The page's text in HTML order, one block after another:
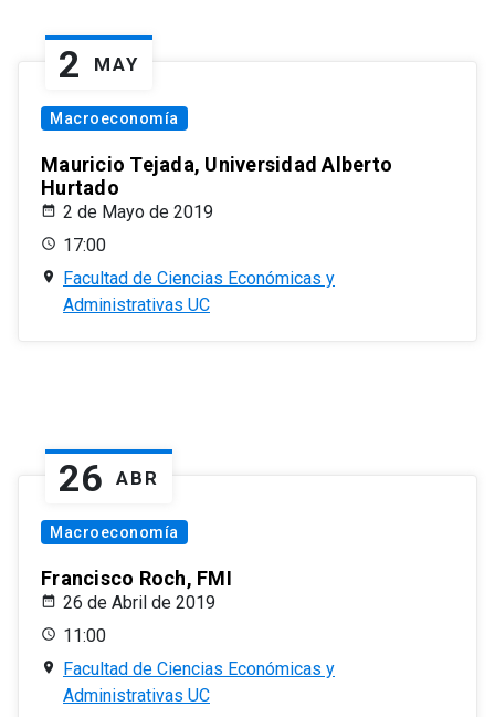
2 MAY
Macroeconomía
Mauricio Tejada, Universidad Alberto
Hurtado
2 de Mayo de 2019
17:00
Facultad de Ciencias Económicas y
Administrativas UC
26 ABR
Macroeconomía
Francisco Roch, FMI
26 de Abril de 2019
11:00
Facultad de Ciencias Económicas y
Administrativas UC